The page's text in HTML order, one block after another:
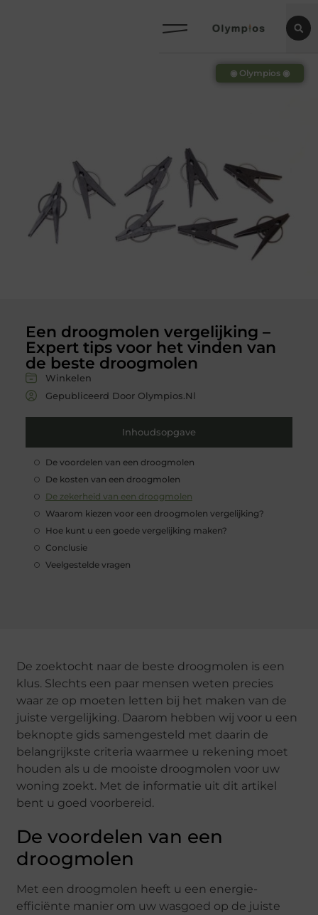
Een droogmolen vergelijking –
Expert tips voor het vinden van
de beste droogmolen
Winkelen
Gepubliceerd Door Olympios.nl
Inhoudsopgave
De voordelen van een droogmolen
De kosten van een droogmolen
De zekerheid van een droogmolen
Waarom kiezen voor een droogmolen vergelijking?
Hoe kunt u een goede vergelijking maken?
Conclusie
Veelgestelde vragen
◉ Olympios ◉
De zoektocht naar de beste droogmolen is een
klus. Slechts een paar mensen weten precies
waar ze op moeten letten bij het maken van de
juiste vergelijking. Daarom hebben wij voor u een
beknopte gids samengesteld met daarin de
belangrijkste criteria waarmee u rekening moet
houden als u de mooiste droogmolen voor uw
woning zoekt. Met de informatie uit dit artikel
bent u goed voorbereid.
De voordelen van een
droogmolen
Met een droogmolen heeft u een energie-
efficiënte manier om uw wasgoed op de juiste